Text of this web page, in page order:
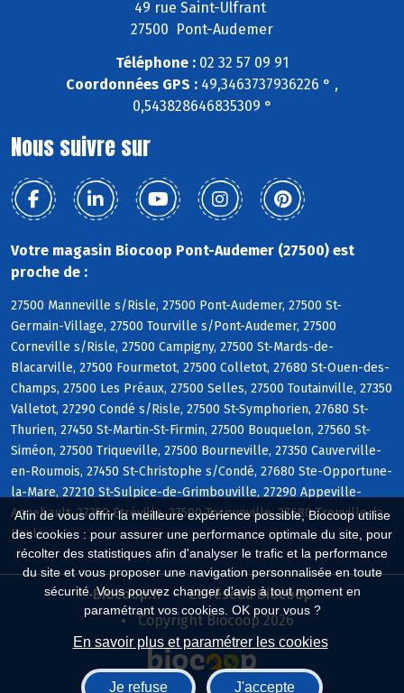
Afin de vous offrir la meilleure expérience possible, Biocoop utilise
des cookies : pour assurer une performance optimale du site, pour
récolter des statistiques afin d'analyser le trafic et la performance
du site et vous proposer une navigation personnalisée en toute
sécurité. Vous pouvez changer d'avis à tout moment en
paramétrant vos cookies. OK pour vous ?
En savoir plus et paramétrer les cookies
Je refuse J'accepte
49 rue Saint-Ulfrant
27500 Pont-Audemer
Téléphone : 02 32 57 09 91
Coordonnées GPS : 49,3463737936226 ° ,
0,543828646835309 °
Nous suivre sur
Votre magasin Biocoop Pont-Audemer (27500) est
proche de :
27500 Manneville s/Risle, 27500 Pont-Audemer, 27500 St-
Germain-Village, 27500 Tourville s/Pont-Audemer, 27500
Corneville s/Risle, 27500 Campigny, 27500 St-Mards-de-
Blacarville, 27500 Fourmetot, 27500 Colletot, 27680 St-Ouen-des-
Champs, 27500 Les Préaux, 27500 Selles, 27500 Toutainville, 27350
Valletot, 27290 Condé s/Risle, 27500 St-Symphorien, 27680 St-
Thurien, 27450 St-Martin-St-Firmin, 27500 Bouquelon, 27560 St-
Siméon, 27500 Triqueville, 27500 Bourneville, 27350 Cauverville-
en-Roumois, 27450 St-Christophe s/Condé, 27680 Ste-Opportune-
la-Mare, 27210 St-Sulpice-de-Grimbouville, 27290 Appeville-
Annebault, 27350 Etréville, 27500 Tocqueville, 27680 Trouville-la-
Haule
Biocoop.fr
Le réseau Biocoop
Copyright Biocoop 2026